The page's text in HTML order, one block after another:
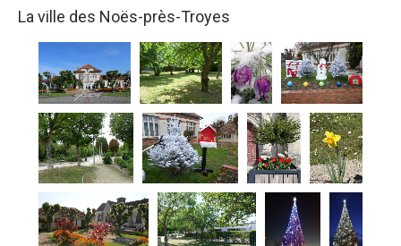
La ville des Noës-près-Troyes